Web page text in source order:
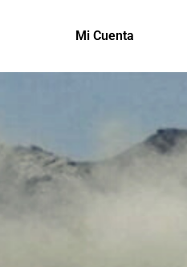
Mi Cuenta